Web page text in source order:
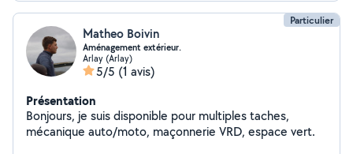
Particulier
Matheo Boivin
Aménagement extérieur.
Arlay (Arlay)
5/5 (1 avis)
Présentation
Bonjours, je suis disponible pour multiples taches,
mécanique auto/moto, maçonnerie VRD, espace vert.